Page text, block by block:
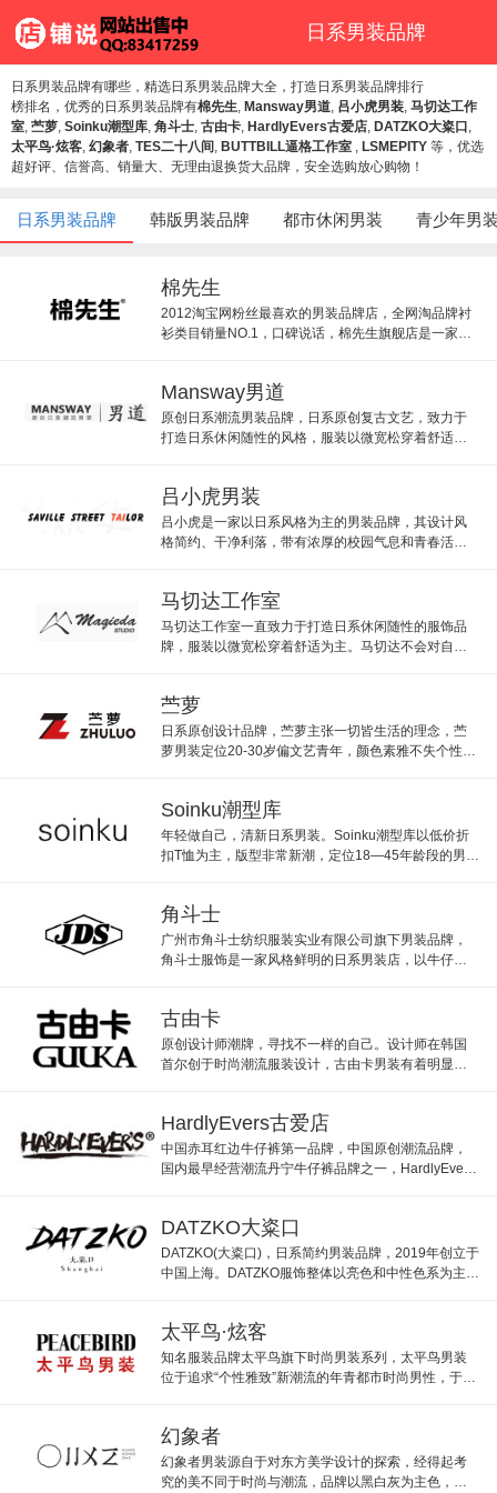
日系男装品牌
日系男装品牌有哪些，精选日系男装品牌大全，打造日系男装品牌排行
榜排名，优秀的日系男装品牌有棉先生, Mansway男道, 吕小虎男装, 马切达工作
室, 苎萝, Soinku潮型库, 角斗士, 古由卡, HardlyEvers古爱店, DATZKO大粢口 ,
太平鸟·炫客, 幻象者, TES二十八间 , BUTTBILL逼格工作室 , LSMEPITY 等，优选
超好评、信誉高、销量大、无理由退换货大品牌，安全选购放心购物！
日系男装品牌 韩版男装品牌 都市休闲男装 青少年男
棉先生
2012淘宝网粉丝最喜欢的男装品牌店，全网淘品牌衬
衫类目销量NO.1，口碑说话，棉先生旗舰店是一家年
Mansway男道
原创日系潮流男装品牌，日系原创复古文艺，致力于
打造日系休闲随性的风格，服装以微宽松穿着舒适男
吕小虎男装
吕小虎是一家以日系风格为主的男装品牌，其设计风
格简约、干净利落，带有浓厚的校园气息和青春活
马切达工作室
马切达工作室一直致力于打造日系休闲随性的服饰品
牌，服装以微宽松穿着舒适为主。马切达不会对自己
苎萝
日系原创设计品牌，苎萝主张一切皆生活的理念，苎
萝男装定位20-30岁偏文艺青年，颜色素雅不失个性品
Soinku潮型库
年轻做自己，清新日系男装。Soinku潮型库以低价折
扣T恤为主，版型非常新潮，定位18—45年龄段的男性
角斗士
广州市角斗士纺织服装实业有限公司旗下男装品牌，
角斗士服饰是一家风格鲜明的日系男装店，以牛仔材
古由卡
原创设计师潮牌，寻找不一样的自己。设计师在韩国
首尔创于时尚潮流服装设计，古由卡男装有着明显的
HardlyEvers古爱店
中国赤耳红边牛仔裤第一品牌，中国原创潮流品牌，
国内最早经营潮流丹宁牛仔裤品牌之一，HardlyEvers
DATZKO大粢口
DATZKO(大粢口)，日系简约男装品牌，2019年创立于
中国上海。DATZKO服饰整体以亮色和中性色系为主，
太平鸟·炫客
知名服装品牌太平鸟旗下时尚男装系列，太平鸟男装
位于追求“个性雅致”新潮流的年青都市时尚男性，于日
幻象者
幻象者男装源自于对东方美学设计的探索，经得起考
究的美不同于时尚与潮流，品牌以黑白灰为主色，简